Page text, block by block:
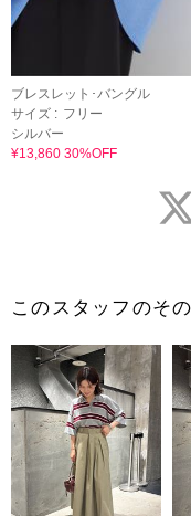
ブレスレット･バングル
サイズ : フリー
シルバー
¥13,860 30%OFF
このスタッフのそ